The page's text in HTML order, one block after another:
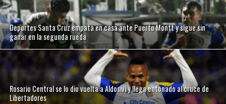
Deportes Santa Cruz empata en casa ante Puerto Montt y sigue sin
ganar en la segunda rueda
Rosario Central se lo dio vuelta a Aldosivi y llega entonado al cruce de
Libertadores